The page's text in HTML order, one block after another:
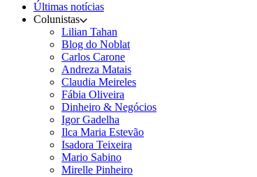
Últimas notícias
Colunistas
Lilian Tahan
Blog do Noblat
Carlos Carone
Andreza Matais
Claudia Meireles
Fábia Oliveira
Dinheiro & Negócios
Igor Gadelha
Ilca Maria Estevão
Isadora Teixeira
Mario Sabino
Mirelle Pinheiro